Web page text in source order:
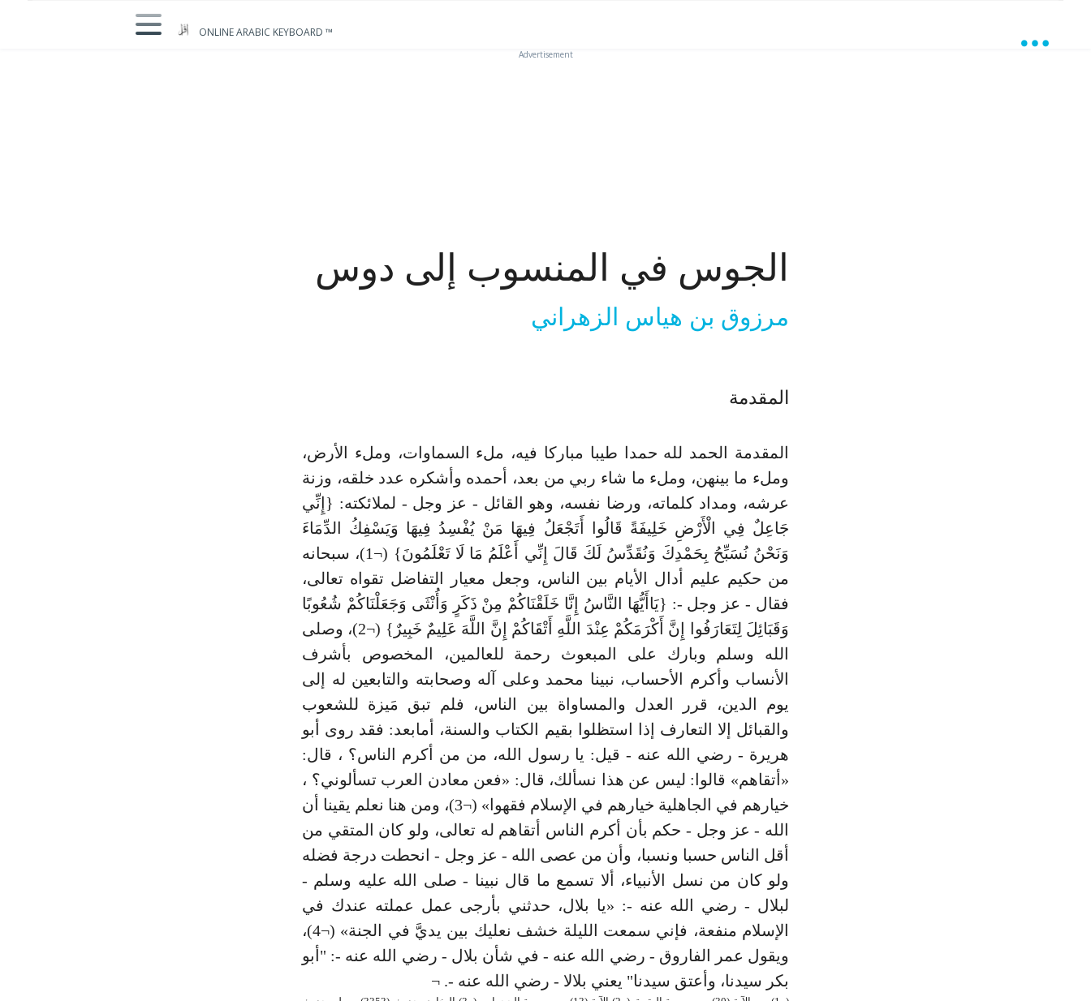
ONLINE ARABIC KEYBOARD ™
Advertisement
الجوس في المنسوب إلى دوس
مرزوق بن هياس الزهراني
المقدمة
المقدمة الحمد لله حمدا طيبا مباركا فيه، ملء السماوات، وملء الأرض،
وملء ما بينهن، وملء ما شاء ربي من بعد، أحمده وأشكره عدد خلقه، وزنة
عرشه، ومداد كلماته، ورضا نفسه، وهو القائل - عز وجل - لملائكته: {إِنِّي
جَاعِلٌ فِي الْأَرْضِ خَلِيفَةً قَالُوا أَتَجْعَلُ فِيهَا مَنْ يُفْسِدُ فِيهَا وَيَسْفِكُ الدِّمَاءَ
وَنَحْنُ نُسَبِّحُ بِحَمْدِكَ وَنُقَدِّسُ لَكَ قَالَ إِنِّي أَعْلَمُ مَا لَا تَعْلَمُونَ} (¬1)، سبحانه
من حكيم عليم أدال الأيام بين الناس، وجعل معيار التفاضل تقواه تعالى،
فقال - عز وجل -: {يَاأَيُّهَا النَّاسُ إِنَّا خَلَقْنَاكُمْ مِنْ ذَكَرٍ وَأُنْثَى وَجَعَلْنَاكُمْ شُعُوبًا
وَقَبَائِلَ لِتَعَارَفُوا إِنَّ أَكْرَمَكُمْ عِنْدَ اللَّهِ أَتْقَاكُمْ إِنَّ اللَّهَ عَلِيمٌ خَبِيرٌ} (¬2)، وصلى
الله وسلم وبارك على المبعوث رحمة للعالمين، المخصوص بأشرف
الأنساب وأكرم الأحساب، نبينا محمد وعلى آله وصحابته والتابعين له إلى
يوم الدين، قرر العدل والمساواة بين الناس، فلم تبق مَيزة للشعوب
والقبائل إلا التعارف إذا استظلوا بقيم الكتاب والسنة، أمابعد: فقد روى أبو
هريرة - رضي الله عنه - قيل: يا رسول الله، من من أكرم الناس؟ ، قال:
«أتقاهم» قالوا: ليس عن هذا نسألك، قال: «فعن معادن العرب تسألوني؟ ،
خيارهم في الجاهلية خيارهم في الإسلام فقهوا» (¬3)، ومن هنا نعلم يقينا أن
الله - عز وجل - حكم بأن أكرم الناس أتقاهم له تعالى، ولو كان المتقي من
أقل الناس حسبا ونسبا، وأن من عصى الله - عز وجل - انحطت درجة فضله
ولو كان من نسل الأنبياء، ألا تسمع ما قال نبينا - صلى الله عليه وسلم -
لبلال - رضي الله عنه -: «يا بلال، حدثني بأرجى عمل عملته عندك في
الإسلام منفعة، فإني سمعت الليلة خشف نعليك بين يديَّ في الجنة» (¬4)،
ويقول عمر الفاروق - رضي الله عنه - في شأن بلال - رضي الله عنه -: "أبو
بكر سيدنا، وأعتق سيدنا" يعني بلالا - رضي الله عنه -. ¬